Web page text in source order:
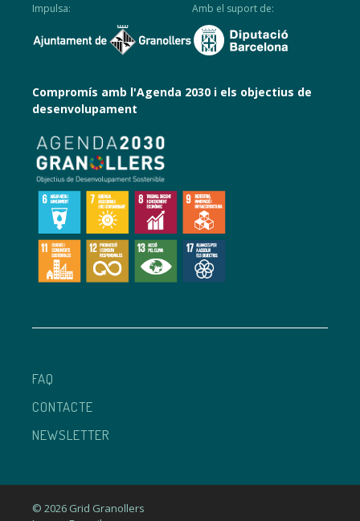
Impulsa: Amb el suport de:
Compromís amb l'Agenda 2030 i els objectius de
desenvolupament
FAQ
CONTACTE
NEWSLETTER
© 2026 Grid Granollers